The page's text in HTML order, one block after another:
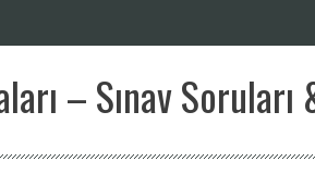
– Sınav Soruları